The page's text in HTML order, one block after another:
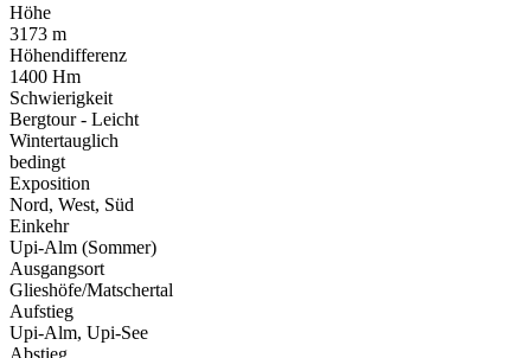
Höhe
3173 m
Höhendifferenz
1400 Hm
Schwierigkeit
Bergtour - Leicht
Wintertauglich
bedingt
Exposition
Nord, West, Süd
Einkehr
Upi-Alm (Sommer)
Ausgangsort
Glieshöfe/Matschertal
Aufstieg
Upi-Alm, Upi-See
Abstieg